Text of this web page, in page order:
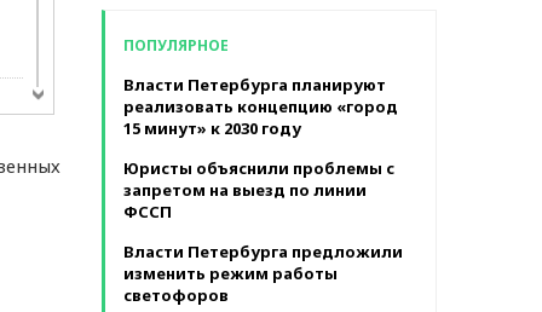
ПОПУЛЯРНОЕ
Власти Петербурга планируют
реализовать концепцию «город
15 минут» к 2030 году
Юристы объяснили проблемы с
запретом на выезд по линии
ФССП
Власти Петербурга предложили
изменить режим работы
светофоров